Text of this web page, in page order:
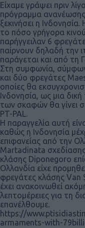
Είχαμε γράψει πριν
πρόγραμμα
ξεκινήσει η Ινδονησία.
το πόσο γρήγορα
παρήγγειλαν 6
παίρνουν δηλαδή την
παράγεται και από τη
Στη συμφωνία,
και δύο φρεγάτες
οποίες θα
Ινδονησία, ως μια
των σκαφών θα γίνει
PT-PAL.
Η παραγγελία αυτή
καθώς η Ινδονησία
επιφανείας από την
Martadinata
κλάσης Diponegoro
Ολλανδία είχε
φρεγάτες κλάσης Van
έχει ανακοινωθεί
λεπτομέρειες για τη
επανέλθουμε.
https://
armaments-with-